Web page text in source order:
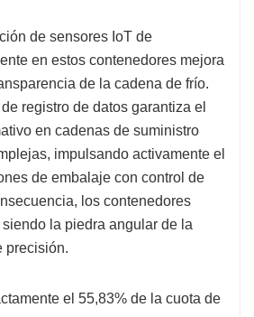
de sensores IoT de
en estos contenedores mejora
de la cadena de frío.
registro de datos garantiza el
en cadenas de suministro
impulsando activamente el
de embalaje con control de
los contenedores
la piedra angular de la
precisión.
el 55,83% de la cuota de